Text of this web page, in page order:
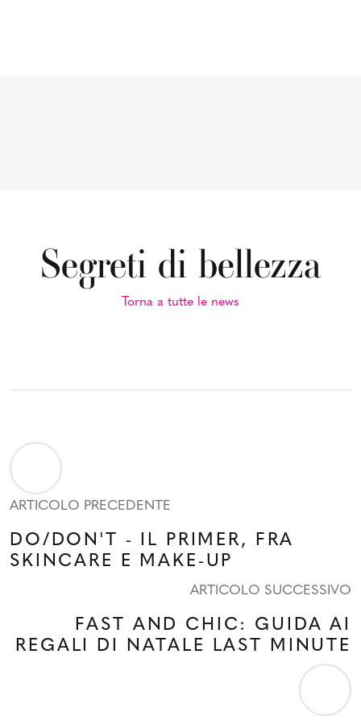
Segreti di bellezza
Torna a tutte le news
ARTICOLO PRECEDENTE
DO/DON'T - IL PRIMER, FRA
SKINCARE E MAKE-UP
ARTICOLO SUCCESSIVO
FAST AND CHIC: GUIDA AI
REGALI DI NATALE LAST MINUTE